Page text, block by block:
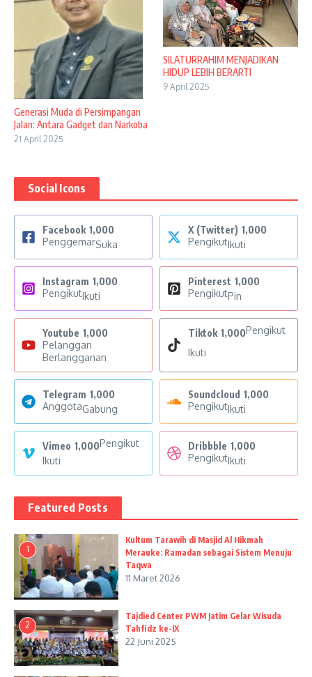
Generasi Muda di Persimpangan
Jalan: Antara Gadget dan Narkoba
21 April 2025
SILATURRAHIM MENJADIKAN
HIDUP LEBIH BERARTI
9 April 2025
Social Icons
Facebook 1,000
PenggemarSuka
X (Twitter) 1,000
PengikutIkuti
Instagram 1,000
PengikutIkuti
Pinterest 1,000
PengikutPin
Youtube 1,000
Pelanggan
Berlangganan
Tiktok 1,000Pengikut
Ikuti
Telegram 1,000
AnggotaGabung
Soundcloud 1,000
PengikutIkuti
Vimeo 1,000Pengikut
Ikuti
Dribbble 1,000
PengikutIkuti
Featured Posts
1
Kultum Tarawih di Masjid Al Hikmah
Merauke: Ramadan sebagai Sistem Menuju
Taqwa
11 Maret 2026
2
Tajdied Center PWM Jatim Gelar Wisuda
Tahfidz ke-IX
22 Juni 2025